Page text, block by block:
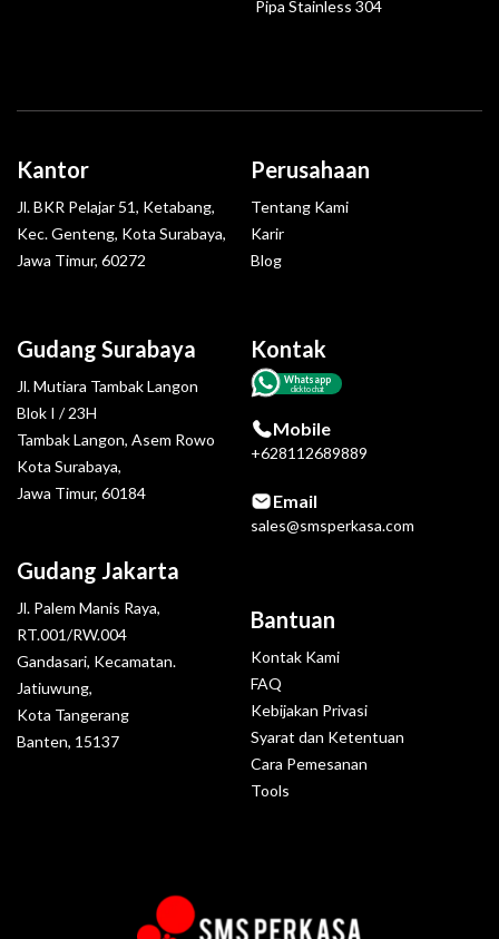
Pipa Stainless 304
Gudang Surabaya
Jl. Mutiara Tambak Langon
Blok I / 23H
Tambak Langon, Asem Rowo
Kota Surabaya,
Jawa Timur, 60184
Gudang Jakarta
Jl. Palem Manis Raya,
RT.001/RW.004
Gandasari, Kecamatan.
Jatiuwung,
Kota Tangerang
Banten, 15137
Kantor
Jl. BKR Pelajar 51, Ketabang,
Kec. Genteng, Kota Surabaya,
Jawa Timur, 60272
Kontak
Whatsapp
click to chat
Mobile
+628112689889
Email
sales@smsperkasa.com
Perusahaan
Tentang Kami
Karir
Blog
Bantuan
Kontak Kami
FAQ
Kebijakan Privasi
Syarat dan Ketentuan
Cara Pemesanan
Tools